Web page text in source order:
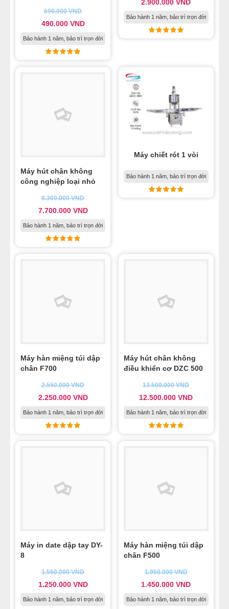
690.000VND
490.000 VND
Bảo hành 1 năm, bảo trì trọn đời
2.900.000VND
Bảo hành 1 năm, bảo trì trọn đời
Máy hút chân không
công nghiệp loại nhỏ
8.300.000VND
7.700.000 VND
Bảo hành 1 năm, bảo trì trọn đời
Máy chiết rót 1 vòi
Bảo hành 1 năm, bảo trì trọn đời
Máy hàn miệng túi dập
chân F700
2.550.000VND
2.250.000 VND
Bảo hành 1 năm, bảo trì trọn đời
Máy hút chân không
điều khiển cơ DZC 500
13.500.000VND
12.500.000VND
Bảo hành 1 năm, bảo trì trọn đời
Máy in date dập tay DY-
8
1.550.000VND
1.250.000 VND
Bảo hành 1 năm, bảo trì trọn đời
Máy hàn miệng túi dập
chân F500
1.950.000VND
1.450.000VND
Bảo hành 1 năm, bảo trì trọn đời